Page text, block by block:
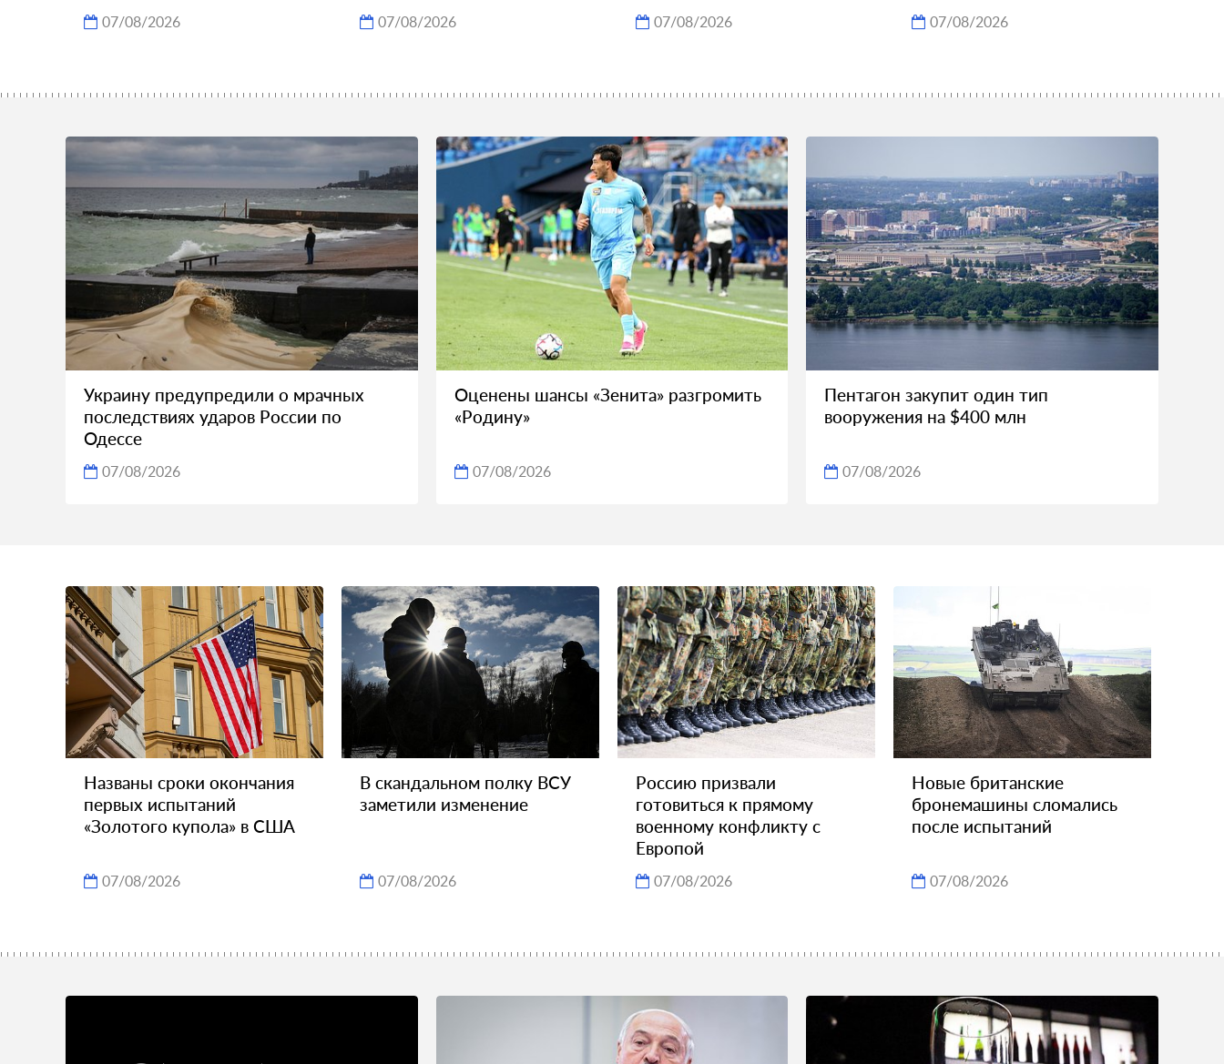
07/08/2026 07/08/2026 07/08/2026 07/08/2026
Украину предупредили о мрачных
последствиях ударов России по
Одессе
07/08/2026
Оценены шансы «Зенита» разгромить
«Родину»
07/08/2026
Пентагон закупит один тип
вооружения на $400 млн
07/08/2026
Названы сроки окончания
первых испытаний
«Золотого купола» в США
07/08/2026
В скандальном полку ВСУ
заметили изменение
07/08/2026
Россию призвали
готовиться к прямому
военному конфликту с
Европой
07/08/2026
Новые британские
бронемашины сломались
после испытаний
07/08/2026